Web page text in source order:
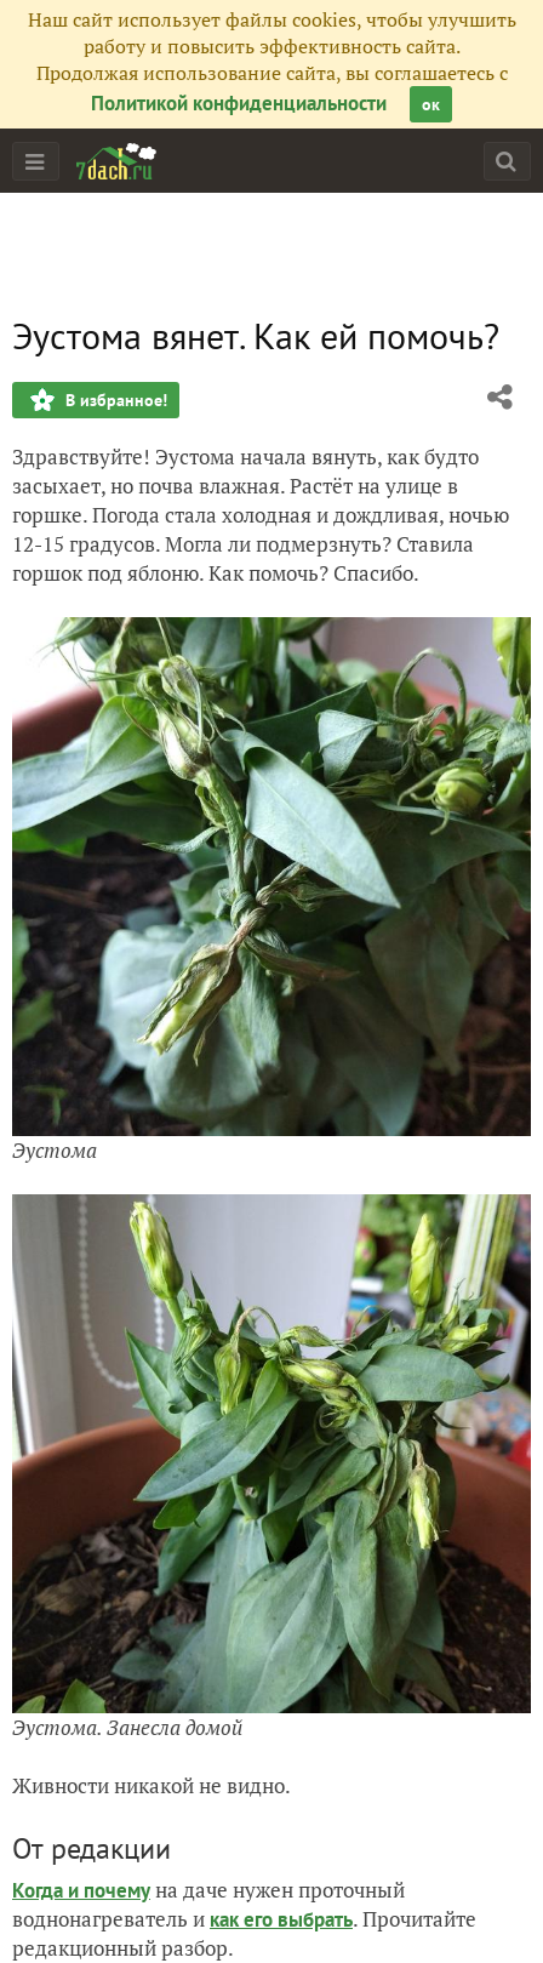
Наш сайт использует файлы cookies, чтобы улучшить
работу и повысить эффективность сайта.
Продолжая использование сайта, вы соглашаетесь с
Политикой конфиденциальности
ок
Эустома вянет. Как ей помочь?
В избранное!
Здравствуйте! Эустома начала вянуть, как будто
засыхает, но почва влажная. Растёт на улице в
горшке. Погода стала холодная и дождливая, ночью
12-15 градусов. Могла ли подмерзнуть? Ставила
горшок под яблоню. Как помочь? Спасибо.
Эустома
Эустома. Занесла домой
Живности никакой не видно.
От редакции
Когда и почемуна даче нужен проточный
воднонагреватель и как его выбрать. Прочитайте
редакционный разбор.